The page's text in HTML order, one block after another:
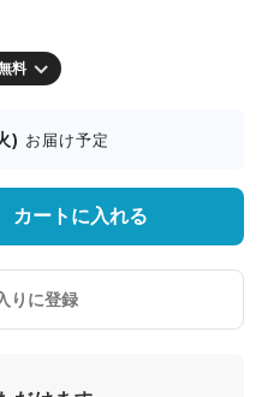
料
) お届け予定
カートに入れる
りに登録